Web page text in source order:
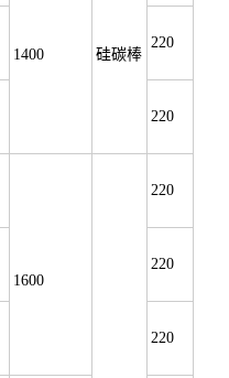
1400 硅碳棒
220
220
1600
220
220
220